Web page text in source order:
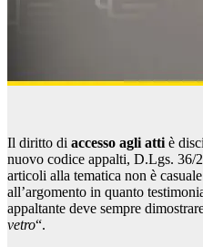
Il diritto di accesso agli attiè
nuovo codice appalti, D.Lgs. 36/
articoli alla tematica non è
all’argomento in quanto
appaltante deve sempre
vetro“.